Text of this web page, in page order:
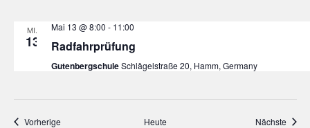
MI.
13
Mai 13 @ 8:00 - 11:00
Radfahrprüfung
GutenbergschuleSchlägelstraße 20, Hamm, Germany
VorherigeVeranstaltungen Heute Nächste